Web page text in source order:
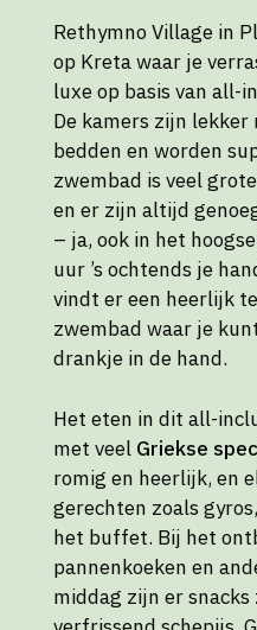
Rethymno Village in
op Kreta waar je
luxe op basis van all-
De kamers zijn
bedden en worden
zwembad is veel
en er zijn altijd
– ja, ook in het
uur ’s ochtends je
vindt er een heerlijk
zwembad waar je
drankje in de hand.
Het eten in dit all-
met veel Griekse
romig en heerlijk, en
gerechten zoals
het buffet. Bij het
pannenkoeken en
middag zijn er snacks